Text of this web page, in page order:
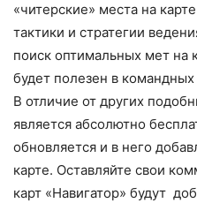
«читерские» места на
тактики и стратегии
поиск оптимальных мет на
будет полезен в
В отличие от других
является абсолютно
обновляется и в него
карте. Оставляйте свои
карт «Навигатор» будут